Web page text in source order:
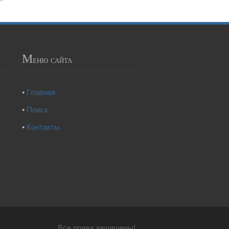
Меню сайта
• Главная
• Поиск
• Контакты